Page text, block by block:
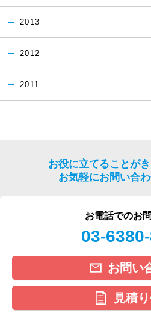
2013
2012
2011
お役に立てることがき
お気軽にお問い合わ
お電話でのお
03-
お問い
見積